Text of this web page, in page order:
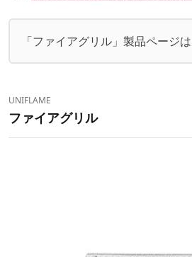
「ファイアグリル」製品ページは
UNIFLAME
ファイアグリル